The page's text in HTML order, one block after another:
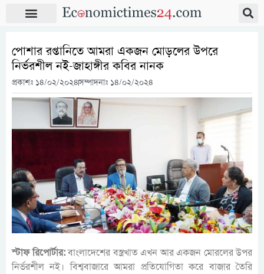
পোশার রপ্তানিতে আমরা একজন মোড়লের উপরে
নির্ভরশীল নই-জাহাঙ্গীর কবির নানক
প্রকাশঃ ১৪/০২/২০২৪সম্পাদনাঃ ১৪/০২/২০২৪
স্টাফ রিপোর্টার:বাংলাদেশের বস্ত্রখাত এখন আর একজন মোরলের উপর
নির্ভরশীল নই। বিশ্ববাজারে আমরা প্রতিযোগিতা করে বাজার তৈরি